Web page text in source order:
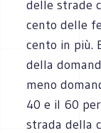
delle strade
cento delle
cento in più.
della
meno
40 e il 60
strada della